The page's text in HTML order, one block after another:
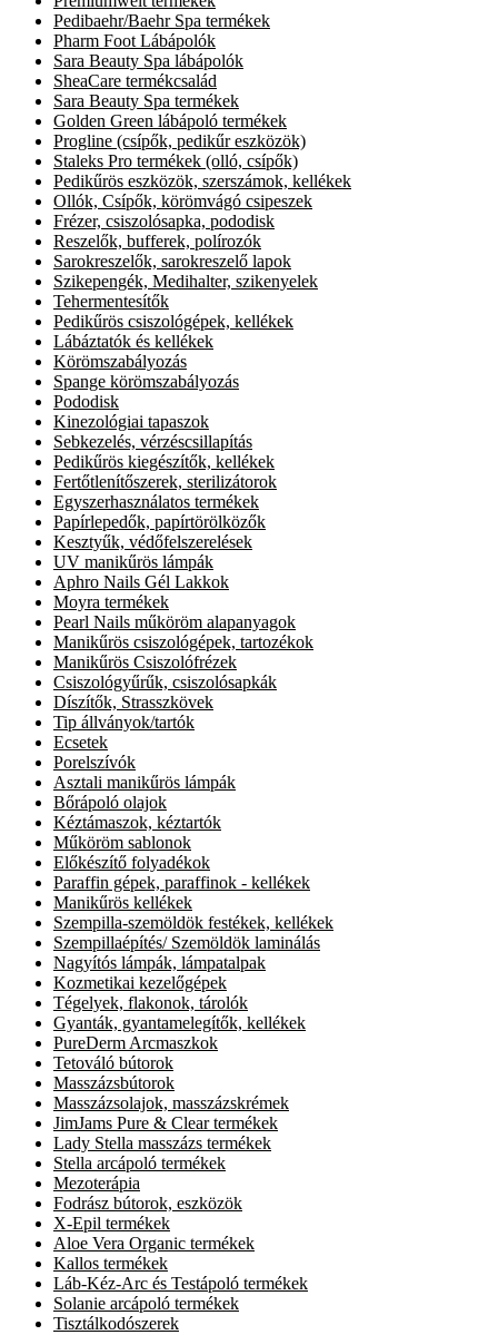
Pedibaehr/Baehr Spa termékek
Pharm Foot Lábápolók
Sara Beauty Spa lábápolók
SheaCare termékcsalád
Sara Beauty Spa termékek
Golden Green lábápoló termékek
Progline (csípők, pedikűr eszközök)
Staleks Pro termékek (olló, csípők)
Pedikűrös eszközök, szerszámok, kellékek
Ollók, Csípők, körömvágó csipeszek
Frézer, csiszolósapka, pododisk
Reszelők, bufferek, polírozók
Sarokreszelők, sarokreszelő lapok
Szikepengék, Medihalter, szikenyelek
Tehermentesítők
Pedikűrös csiszológépek, kellékek
Lábáztatók és kellékek
Körömszabályozás
Spange körömszabályozás
Pododisk
Kinezológiai tapaszok
Sebkezelés, vérzéscsillapítás
Pedikűrös kiegészítők, kellékek
Fertőtlenítőszerek, sterilizátorok
Egyszerhasználatos termékek
Papírlepedők, papírtörölközők
Kesztyűk, védőfelszerelések
UV manikűrös lámpák
Aphro Nails Gél Lakkok
Moyra termékek
Pearl Nails műköröm alapanyagok
Manikűrös csiszológépek, tartozékok
Manikűrös Csiszolófrézek
Csiszológyűrűk, csiszolósapkák
Díszítők, Strasszkövek
Tip állványok/tartók
Ecsetek
Porelszívók
Asztali manikűrös lámpák
Bőrápoló olajok
Kéztámaszok, kéztartók
Műköröm sablonok
Előkészítő folyadékok
Paraffin gépek, paraffinok - kellékek
Manikűrös kellékek
Szempilla-szemöldök festékek, kellékek
Szempillaépítés/ Szemöldök laminálás
Nagyítós lámpák, lámpatalpak
Kozmetikai kezelőgépek
Tégelyek, flakonok, tárolók
Gyanták, gyantamelegítők, kellékek
PureDerm Arcmaszkok
Tetováló bútorok
Masszázsbútorok
Masszázsolajok, masszázskrémek
JimJams Pure & Clear termékek
Lady Stella masszázs termékek
Stella arcápoló termékek
Mezoterápia
Fodrász bútorok, eszközök
X-Epil termékek
Aloe Vera Organic termékek
Kallos termékek
Láb-Kéz-Arc és Testápoló termékek
Solanie arcápoló termékek
Tisztálkodószerek